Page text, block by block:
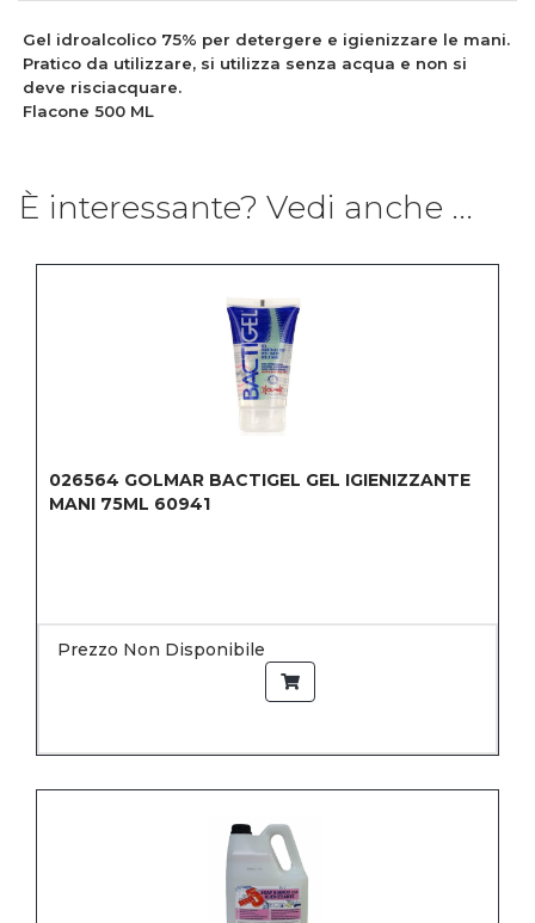
Gel idroalcolico 75% per detergere e igienizzare le mani.
Pratico da utilizzare, si utilizza senza acqua e non si
deve risciacquare.
Flacone 500 ML
È interessante? Vedi anche ...
026564 GOLMAR BACTIGEL GEL IGIENIZZANTE
MANI 75ML 60941
Prezzo Non Disponibile